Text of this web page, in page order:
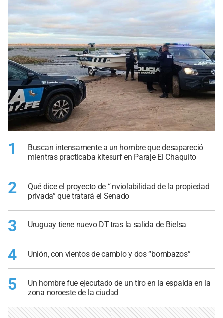
1
Buscan intensamente a un hombre que desapareció
mientras practicaba kitesurf en Paraje El Chaquito
2
Qué dice el proyecto de “inviolabilidad de la propiedad
privada” que tratará el Senado
3 Uruguay tiene nuevo DT tras la salida de Bielsa
4 Unión, con vientos de cambio y dos “bombazos”
5
Un hombre fue ejecutado de un tiro en la espalda en la
zona noroeste de la ciudad